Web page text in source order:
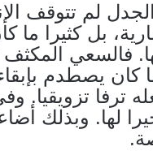
لم تتوقف
بل كثيرا ما
فالسعي
ما كان يصطدم
ترفا تزويقيا.
لها. وبذلك